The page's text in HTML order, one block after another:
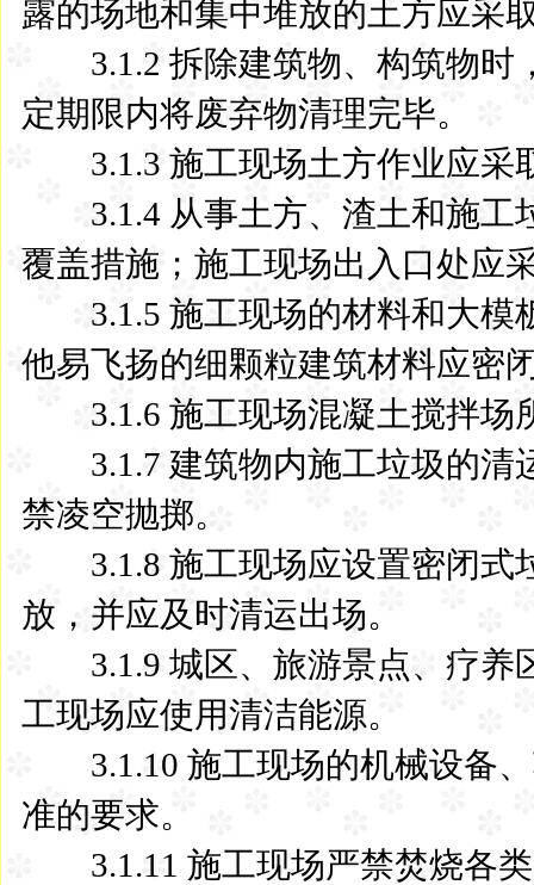
露的场地和集中堆放的土方应采
3.1.2 拆除建筑物、构筑物时
定期限内将废弃物清理完毕。
3.1.3 施工现场土方作业应采
3.1.4 从事土方、渣土和施工
覆盖措施；施工现场出入口处应
3.1.5 施工现场的材料和大模
他易飞扬的细颗粒建筑材料应密
3.1.6 施工现场混凝土搅拌场
3.1.7 建筑物内施工垃圾的清
禁凌空抛掷。
3.1.8 施工现场应设置密闭式
放，并应及时清运出场。
3.1.9 城区、旅游景点、疗养
工现场应使用清洁能源。
3.1.10 施工现场的机械设备、
准的要求。
3.1.11 施工现场严禁焚烧各类